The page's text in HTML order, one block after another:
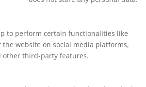
to perform certain functionalities like
website on social media platforms,
other third-party features.